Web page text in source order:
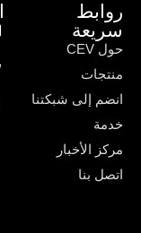
روابط
سريعة
حول CEV
منتجات
انضم إلى شبكتنا
خدمة
مركز الأخبار
اتصل بنا